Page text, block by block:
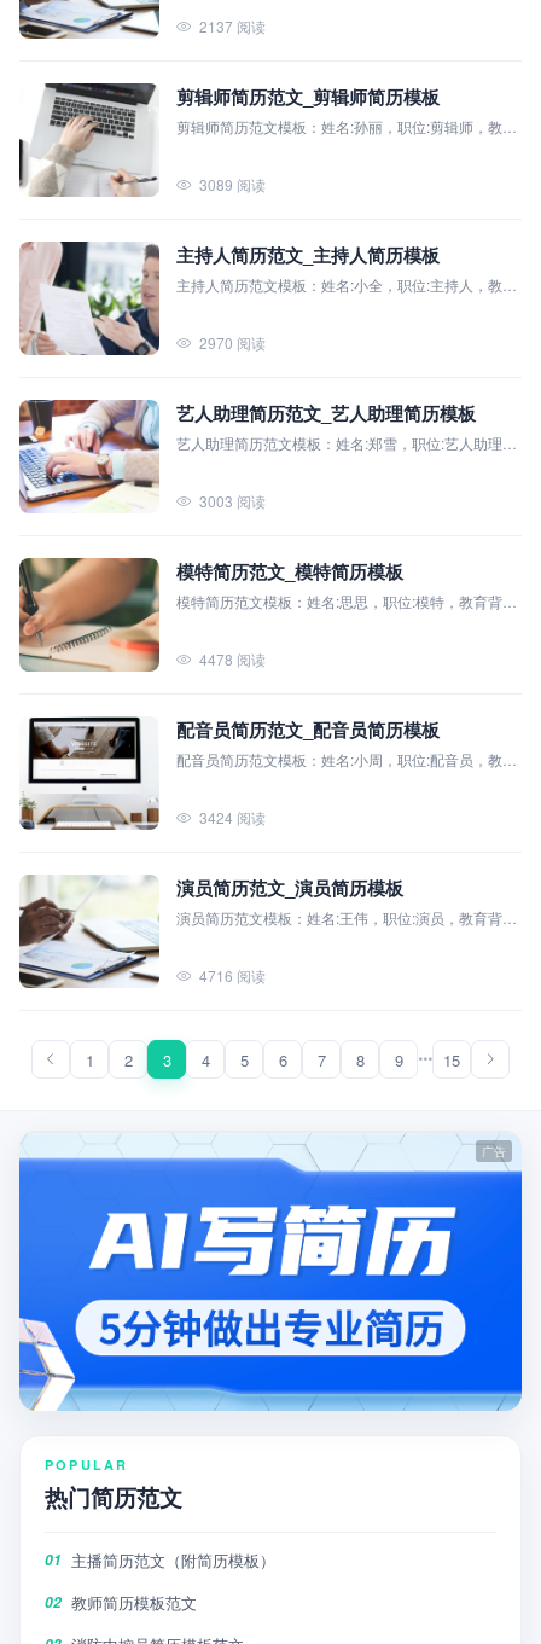
理、音频后期制作等
2137 阅读
剪辑师简历范文_剪辑师简历模板
剪辑师简历范文模板：姓名:孙丽，职位:剪辑师，教育
视剧本创作等。
3089 阅读
主持人简历范文_主持人简历模板
主持人简历范文模板：姓名:小全，职位:主持人，教育
2970 阅读
艺人助理简历范文_艺人助理简历模板
艺人助理简历范文模板：姓名:郑雪，职位:艺人助理，
巧、跨文化交流等
3003 阅读
模特简历范文_模特简历模板
模特简历范文模板：姓名:思思，职位:模特，教育背景:
4478 阅读
配音员简历范文_配音员简历模板
配音员简历范文模板：姓名:小周，职位:配音员，教育
3424 阅读
演员简历范文_演员简历模板
演员简历范文模板：姓名:王伟，职位:演员，教育背
4716 阅读
1 2 3 4 5 6 7 8 9 15
POPULAR
热门简历范文
01 主播简历范文（附简历模板）
02 教师简历模板范文